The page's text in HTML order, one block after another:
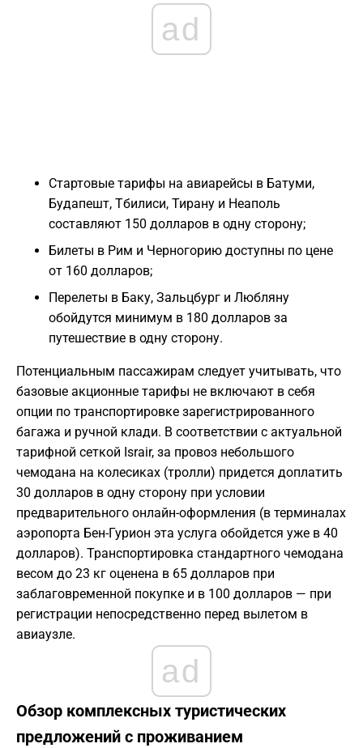
ad
Стартовые тарифы на авиарейсы в Батуми,
Будапешт, Тбилиси, Тирану и Неаполь
составляют 150 долларов в одну сторону;
Билеты в Рим и Черногорию доступны по цене
от 160 долларов;
Перелеты в Баку, Зальцбург и Любляну
обойдутся минимум в 180 долларов за
путешествие в одну сторону.
Потенциальным пассажирам следует учитывать, что
базовые акционные тарифы не включают в себя
опции по транспортировке зарегистрированного
багажа и ручной клади. В соответствии с актуальной
тарифной сеткой Israir, за провоз небольшого
чемодана на колесиках (тролли) придется доплатить
30 долларов в одну сторону при условии
предварительного онлайн-оформления (в терминалах
аэропорта Бен-Гурион эта услуга обойдется уже в 40
долларов). Транспортировка стандартного чемодана
весом до 23 кг оценена в 65 долларов при
заблаговременной покупке и в 100 долларов — при
регистрации непосредственно перед вылетом в
авиаузле.
ad
Обзор комплексных туристических
предложений с проживанием